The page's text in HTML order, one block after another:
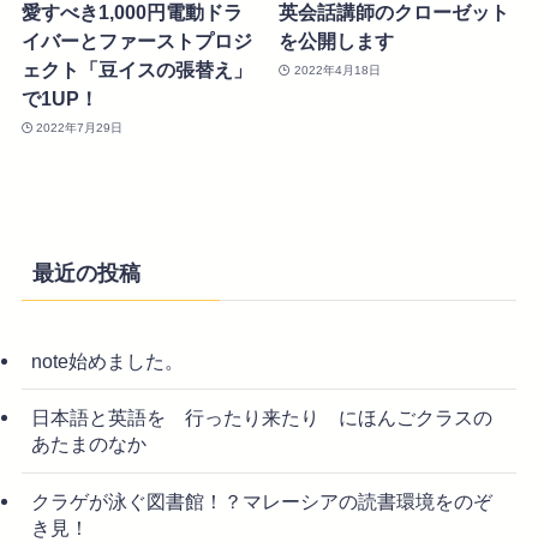
愛すべき1,000円電動ドラ
イバーとファーストプロジ
ェクト「豆イスの張替え」
で1UP！
2022年7月29日
英会話講師のクローゼット
を公開します
2022年4月18日
最近の投稿
note始めました。
日本語と英語を 行ったり来たり にほんごクラスの
あたまのなか
クラゲが泳ぐ図書館！？マレーシアの読書環境をのぞ
き見！